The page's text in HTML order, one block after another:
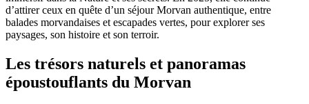
d’attirer ceux en quête d’un séjour Morvan authentique, entre
balades morvandaises et escapades vertes, pour explorer ses
paysages, son histoire et son terroir.
Les trésors naturels et panoramas
époustouflants du Morvan